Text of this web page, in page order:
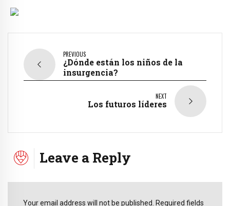
PREVIOUS
¿Dónde están los niños de la
insurgencia?
NEXT
Los futuros líderes
Leave a Reply
Your email address will not be published. Required fields